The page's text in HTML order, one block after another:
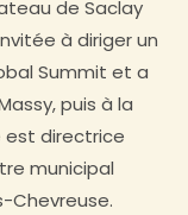
de Saclay
à diriger un
Summit et a
puis à la
est directrice
municipal
Chevreuse.